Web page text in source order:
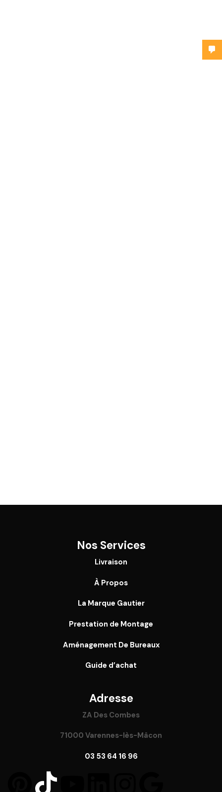
Nos Services
Livraison
À Propos
La Marque Gautier
Prestation de Montage
Aménagement De Bureaux
Guide d’achat
Adresse
ZA Des Combes
71000 Varennes-lès-Mâcon
03 53 64 16 96